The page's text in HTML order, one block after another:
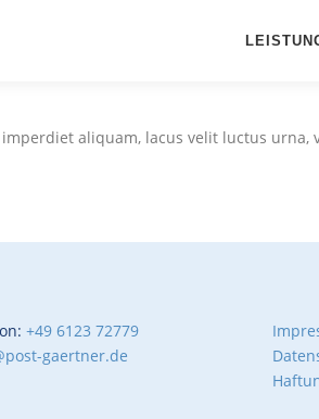
aliquam, lacus velit luctus
+49 6123 72779
gaertner.de